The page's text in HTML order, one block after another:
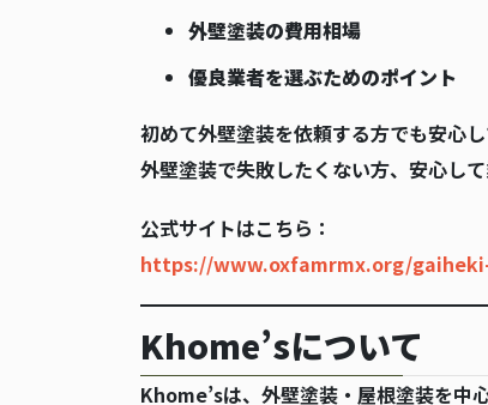
外壁塗装の費用相場
優良業者を選ぶためのポイント
初めて外壁塗装を依頼する方でも安心
外壁塗装で失敗したくない方、安心し
公式サイトはこちら：
https://www.oxfamrmx.org/
Khome’sについて
Khome’sは、外壁塗装・屋根塗装を中